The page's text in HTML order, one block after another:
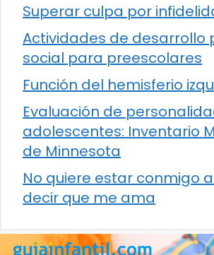
Superar culpa por
Actividades de desarrollo
social para preescolares
Función del hemisferio
Evaluación de
adolescentes: Inventario
de Minnesota
No quiere estar conmigo
decir que me ama